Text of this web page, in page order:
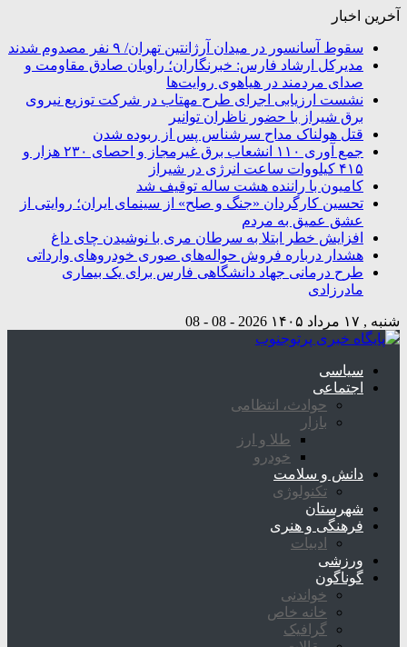
آخرین اخبار
سقوط آسانسور در میدان آرژانتین تهران/ ۹ نفر مصدوم شدند
مدیرکل ارشاد فارس: خبرنگاران؛ راویان صادق مقاومت و
صدای مردمند در هیاهوی روایت‌ها
نشست ارزیابی اجرای طرح مهتاب در شرکت توزیع نیروی
برق شیراز با حضور ناظران توانیر
قتل هولناک مداح سرشناس پس از ربوده شدن
جمع آوری ۱۱۰ انشعاب برق غیرمجاز و احصای ۲۳۰ هزار و
۴۱۵ کیلووات ساعت انرژی در شیراز
کامیون با راننده هشت ساله توقیف شد
تحسین کارگردان «جنگ و صلح» از سینمای ایران؛ روایتی از
عشق عمیق به مردم
افزایش خطر ابتلا به سرطان مری با نوشیدن چای داغ
هشدار درباره فروش حواله‌های صوری خودروهای وارداتی
طرح درمانی جهاد دانشگاهی فارس برای یک بیماری
مادرزادی
شنبه , ۱۷ مرداد ۱۴۰۵ 2026 - 08 - 08
سیاسی
اجتماعی
حوادث، انتظامی
بازار
طلا و ارز
خودرو
دانش و سلامت
تکنولوژی
شهرستان
فرهنگی و هنری
ادبیات
ورزشی
گوناگون
خواندنی
خانه خاص
گرافیک